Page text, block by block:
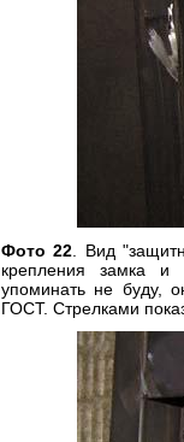
Фото 22 . Вид
крепления замка и
упоминать не буду,
ГОСТ. Стрелками